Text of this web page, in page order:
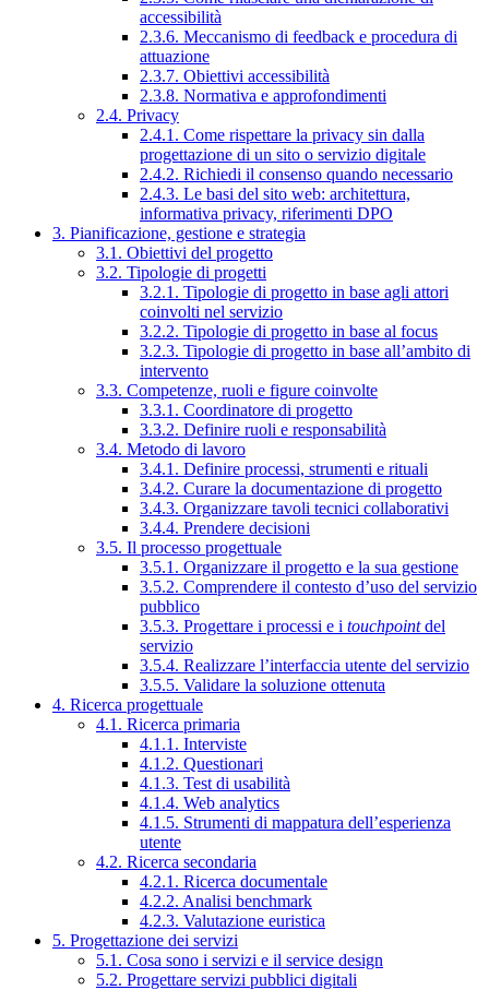
accessibilità
2.3.6. Meccanismo di feedback e procedura di
attuazione
2.3.7. Obiettivi accessibilità
2.3.8. Normativa e approfondimenti
2.4. Privacy
2.4.1. Come rispettare la privacy sin dalla
progettazione di un sito o servizio digitale
2.4.2. Richiedi il consenso quando necessario
2.4.3. Le basi del sito web: architettura,
informativa privacy, riferimenti DPO
3. Pianificazione, gestione e strategia
3.1. Obiettivi del progetto
3.2. Tipologie di progetti
3.2.1. Tipologie di progetto in base agli attori
coinvolti nel servizio
3.2.2. Tipologie di progetto in base al focus
3.2.3. Tipologie di progetto in base all’ambito di
intervento
3.3. Competenze, ruoli e figure coinvolte
3.3.1. Coordinatore di progetto
3.3.2. Definire ruoli e responsabilità
3.4. Metodo di lavoro
3.4.1. Definire processi, strumenti e rituali
3.4.2. Curare la documentazione di progetto
3.4.3. Organizzare tavoli tecnici collaborativi
3.4.4. Prendere decisioni
3.5. Il processo progettuale
3.5.1. Organizzare il progetto e la sua gestione
3.5.2. Comprendere il contesto d’uso del servizio
pubblico
3.5.3. Progettare i processi e i touchpointdel
servizio
3.5.4. Realizzare l’interfaccia utente del servizio
3.5.5. Validare la soluzione ottenuta
4. Ricerca progettuale
4.1. Ricerca primaria
4.1.1. Interviste
4.1.2. Questionari
4.1.3. Test di usabilità
4.1.4. Web analytics
4.1.5. Strumenti di mappatura dell’esperienza
utente
4.2. Ricerca secondaria
4.2.1. Ricerca documentale
4.2.2. Analisi benchmark
4.2.3. Valutazione euristica
5. Progettazione dei servizi
5.1. Cosa sono i servizi e il service design
5.2. Progettare servizi pubblici digitali